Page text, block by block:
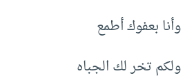
وأنا بعفوك أطمع
ولكم تخر لك الجباه